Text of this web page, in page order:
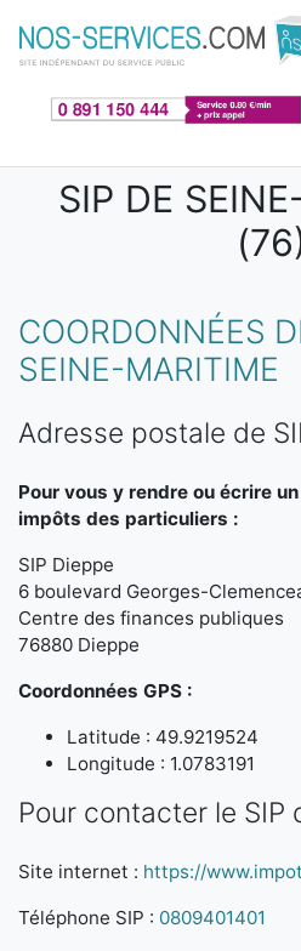
Aller au contenu principal
SIP DE
COORDONNÉES
SEINE-MARITIME
Adresse postale de
Pour vous y rendre ou écrire
impôts des particuliers :
SIP Dieppe
6 boulevard Georges-
Centre des finances publiques
76880 Dieppe
Coordonnées GPS :
Latitude : 49.9219524
Longitude : 1.0783191
Pour contacter le SIP
Site internet : https://
Téléphone SIP : 0809401401